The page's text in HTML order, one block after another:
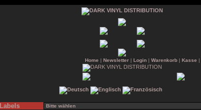
Home | Newsletter| Login| Warenkorb| Kasse |
Labels